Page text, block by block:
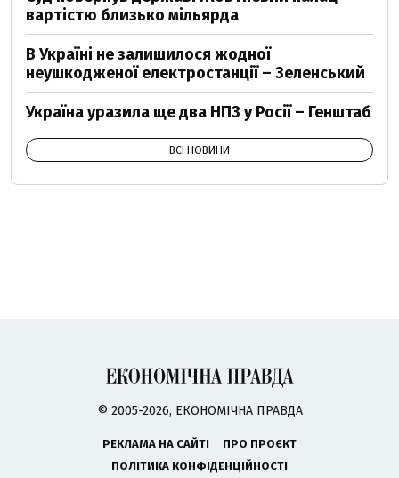
вартістю близько мільярда
В Україні не залишилося жодної
неушкодженої електростанції – Зеленський
Україна уразила ще два НПЗ у Росії – Генштаб
ВСІ НОВИНИ
© 2005-2026, ЕКОНОМІЧНА ПРАВДА
РЕКЛАМА НА САЙТІ
ПРО ПРОЄКТ
ПОЛІТИКА КОНФІДЕНЦІЙНОСТІ